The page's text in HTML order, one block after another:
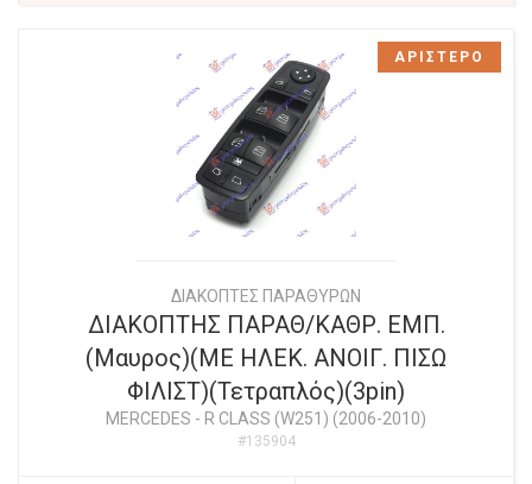
ΔΙΑΚΟΠΤΕΣ ΠΑΡΑΘΥΡΩΝ
ΔΙΑΚΟΠΤΗΣ ΠΑΡΑΘ/ΚΑΘΡ. ΕΜΠ.
(Μαυρος)(ΜΕ ΗΛΕΚ. ΑΝΟΙΓ. ΠΙΣΩ
ΦΙΛΙΣΤ)(Τετραπλός)(3pin)
MERCEDES - R CLASS (W251) (2006-2010)
#135904
ΑΡΙΣΤΕΡΟ